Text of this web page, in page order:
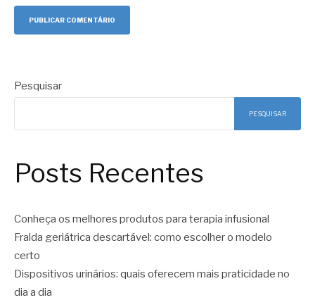
Pesquisar
PESQUISAR
Posts Recentes
Conheça os melhores produtos para terapia infusional
Fralda geriátrica descartável: como escolher o modelo
certo
Dispositivos urinários: quais oferecem mais praticidade no
dia a dia